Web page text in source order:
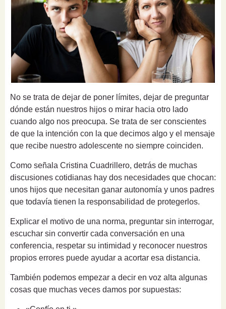
No se trata de dejar de poner límites, dejar de preguntar
dónde están nuestros hijos o mirar hacia otro lado
cuando algo nos preocupa. Se trata de ser conscientes
de que la intención con la que decimos algo y el mensaje
que recibe nuestro adolescente no siempre coinciden.
Como señala Cristina Cuadrillero, detrás de muchas
discusiones cotidianas hay dos necesidades que chocan:
unos hijos que necesitan ganar autonomía y unos padres
que todavía tienen la responsabilidad de protegerlos.
Explicar el motivo de una norma, preguntar sin interrogar,
escuchar sin convertir cada conversación en una
conferencia, respetar su intimidad y reconocer nuestros
propios errores puede ayudar a acortar esa distancia.
También podemos empezar a decir en voz alta algunas
cosas que muchas veces damos por supuestas: